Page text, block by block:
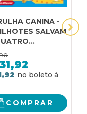
CANINA -
SALVAM
31,92
COMPRAR